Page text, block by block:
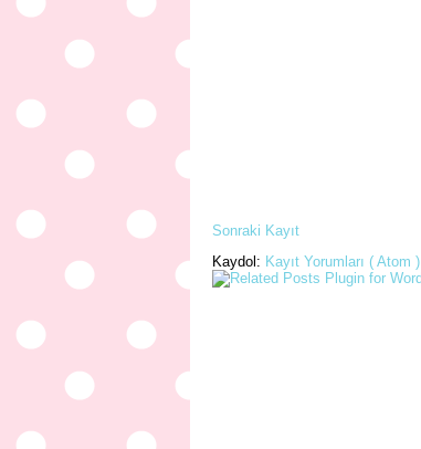
Sonraki Kayıt
Kaydol: Kayıt Yorumları ( Atom )